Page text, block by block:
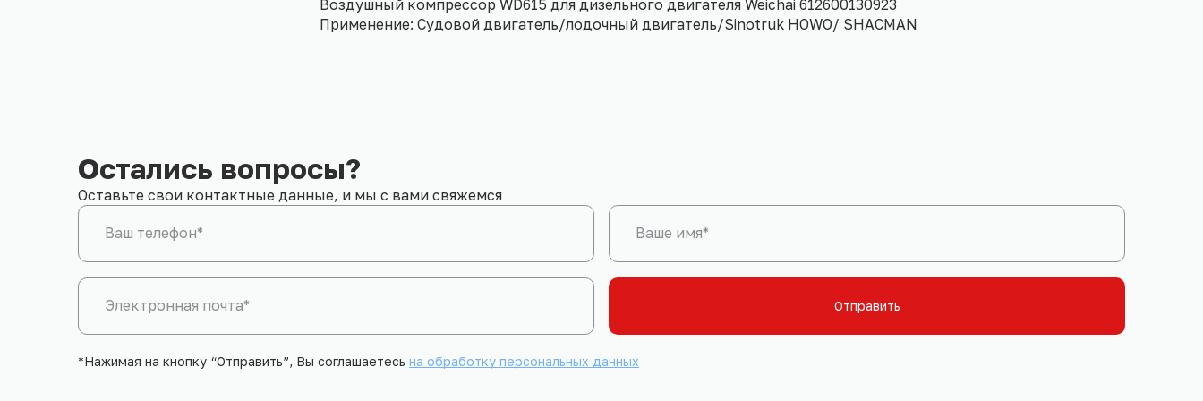
Воздушный компрессор WD615 для дизельного двигателя Weichai 612600130923
Применение: Судовой двигатель/лодочный двигатель/Sinotruk HOWO/ SHACMAN
Остались вопросы?
Оставьте свои контактные данные, и мы с вами свяжемся
Ваш телефон* Ваше имя*
Электронная почта* Отправить
*Нажимая на кнопку “Отправить”, Вы соглашаетесь на обработку персональных данных